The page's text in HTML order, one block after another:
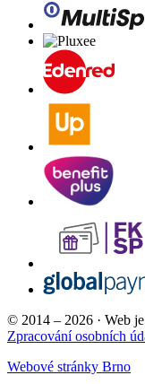
© 2014 – 2026 · Web
Zpracování osobních
Webové stránky Brno